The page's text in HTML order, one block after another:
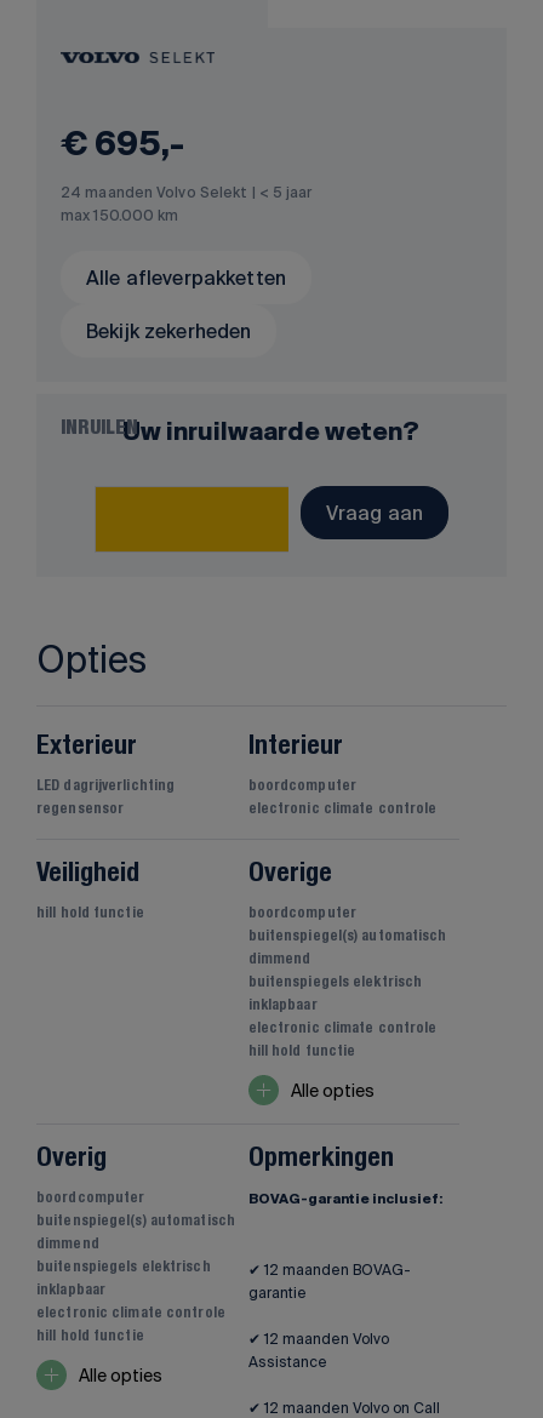
€ 695,-
24 maanden Volvo Selekt | < 5 jaar
max 150.000 km
Alle afleverpakketten
Bekijk zekerheden
INRUILENUw inruilwaarde weten?
Vraag aan
Opties
Exterieur
LED dagrijverlichting
regensensor
Interieur
boordcomputer
electronic climate controle
Veiligheid
hill hold functie
Overige
boordcomputer
buitenspiegel(s) automatisch
dimmend
buitenspiegels elektrisch
inklapbaar
electronic climate controle
hill hold functie
Alle opties
Overig
boordcomputer
buitenspiegel(s) automatisch
dimmend
buitenspiegels elektrisch
inklapbaar
electronic climate controle
hill hold functie
Alle opties
Opmerkingen
BOVAG-garantie inclusief:
✔ 12 maanden BOVAG-
garantie
✔ 12 maanden Volvo
Assistance
✔ 12 maanden Volvo on Call